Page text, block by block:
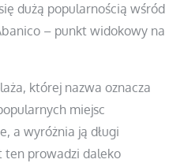
dużą popularnością wśród
– punkt widokowy na
której nazwa oznacza
miejsc
a wyróżnia ją długi
ten prowadzi daleko